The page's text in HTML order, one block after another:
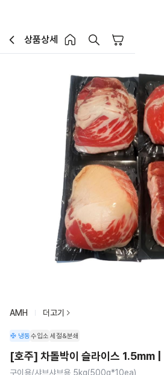
이전페이지로 이동
상품상세
홈 버튼홈 장바구니
1.5mm
AMH 더고기
냉동수입소 세절&분쇄
[호주] 차돌박이 슬라이스 1.5mm
구이용/샤브샤브용 5kg(500g*10ea)